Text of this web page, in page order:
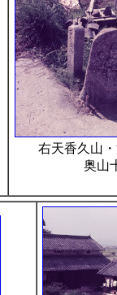
右天香久山
奥山